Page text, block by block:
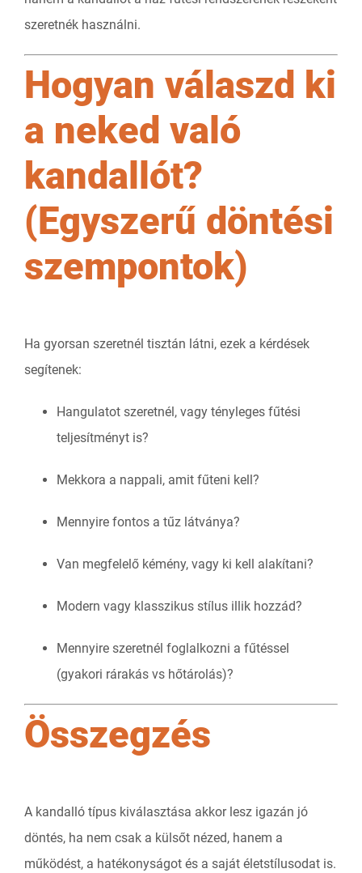
szeretnék használni.
Hogyan válaszd ki
a neked való
kandallót?
(Egyszerű döntési
szempontok)
Ha gyorsan szeretnél tisztán látni, ezek a kérdések
segítenek:
Hangulatot szeretnél, vagy tényleges fűtési
teljesítményt is?
Mekkora a nappali, amit fűteni kell?
Mennyire fontos a tűz látványa?
Van megfelelő kémény, vagy ki kell alakítani?
Modern vagy klasszikus stílus illik hozzád?
Mennyire szeretnél foglalkozni a fűtéssel
(gyakori rárakás vs hőtárolás)?
Összegzés
A kandalló típus kiválasztása akkor lesz igazán jó
döntés, ha nem csak a külsőt nézed, hanem a
működést, a hatékonyságot és a saját életstílusodat is.